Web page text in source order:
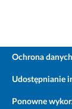
Ochrona
Udostępnianie
Ponowne